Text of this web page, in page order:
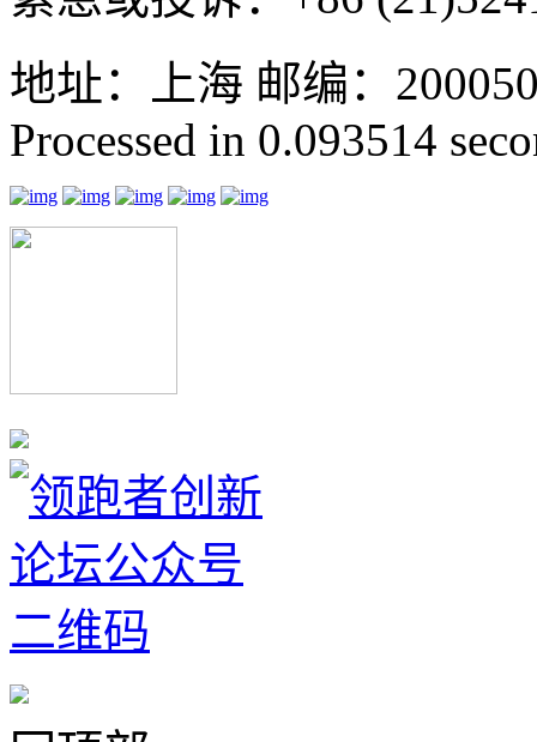
地址：上海 邮编：
Processed in 0.093514